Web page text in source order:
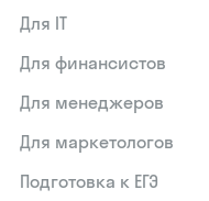
Для IT
Для финансистов
Для менеджеров
Для маркетологов
Подготовка к ЕГЭ